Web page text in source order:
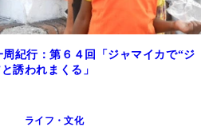
紀行：第６４回「ジャマイカで“ジ
誘われまくる」
ライフ・文化